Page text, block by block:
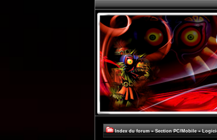
Index du forum » Section PC/Mobile »